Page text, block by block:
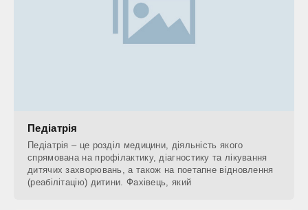
Педіатрія
Педіатрія – це розділ медицини, діяльність якого
спрямована на профілактику, діагностику та лікування
дитячих захворювань, а також на поетапне відновлення
(реабілітацію) дитини. Фахівець, який